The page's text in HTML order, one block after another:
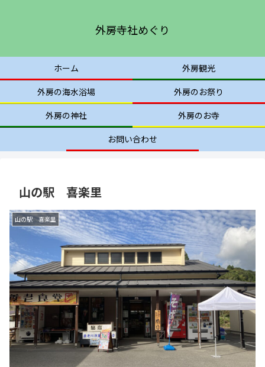
外房寺社めぐり
ホーム
外房観光
外房の海水浴場
外房のお祭り
外房の神社
外房のお寺
お問い合わせ
山の駅 喜楽里
山の駅 喜楽里